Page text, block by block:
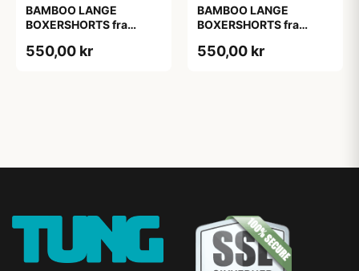
BAMBOO LANGE
BOXERSHORTS fra
Sort/Rød | Grå | Hvid 6-
550,00 kr
BAMBOO LANGE
BOXERSHORTS fra
Sort/Rød | Grå | Hvid 6-
550,00 kr